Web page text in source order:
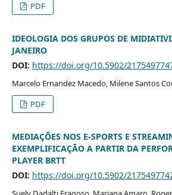
PDF
IDEOLOGIA DOS GRUPOS DE
JANEIRO
DOI: https://doi.org/10.5902/
Marcelo Ernandez Macedo, Milene Santos
PDF
MEDIAÇÕES NOS E-SPORTS E
EXEMPLIFICAÇÃO A PARTIR DA
PLAYER BRTT
DOI: https://doi.org/10.5902/